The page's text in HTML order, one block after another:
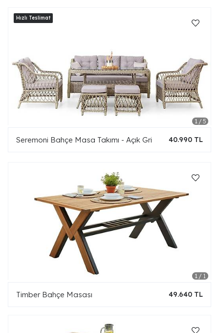
Seremoni Bahçe Masa Takımı - Açık Gri 40.990 TL
Timber Bahçe Masası 49.640 TL